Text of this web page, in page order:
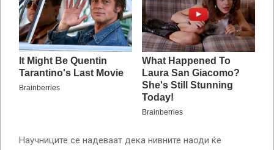
Научниците се надеваат дека нивните наоди ќе